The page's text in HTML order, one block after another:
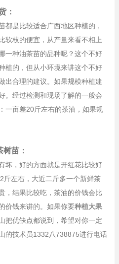
：
都是比较适合广西地区种植的，
软枝的便宜，从产量来看不相上
一种油茶苗的品种呢？这个不好
植的，但从小环境来讲这个不好
出合理的建议。如果规模种植建
。经过检测和现场了解的一般会
一亩差20斤左右的茶油，如果规
苗：
坏，好的方面就是开红花比较好
斤左右，大近二斤多一个新鲜茶
，结果比较吃，茶油的价钱会比
价钱来讲的。如果你要种植大果
把优缺点都说到，希望对你一定
的技术员1332八738875进行电话